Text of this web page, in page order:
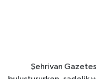
Şehrivan